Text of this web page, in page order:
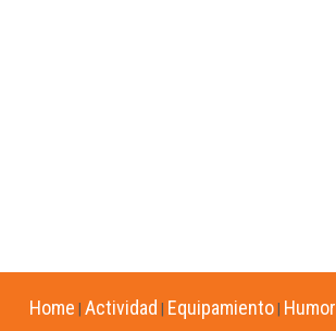
Home Actividad Equipamiento Humor